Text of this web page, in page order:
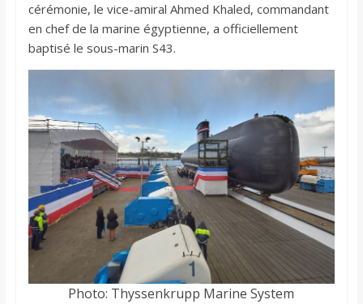
cérémonie, le vice-amiral Ahmed Khaled, commandant
en chef de la marine égyptienne, a officiellement
baptisé le sous-marin S43.
Photo: Thyssenkrupp Marine System